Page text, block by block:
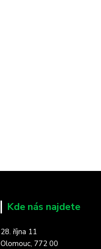
Kde nás najdete
28. října 11
Olomouc, 772 00